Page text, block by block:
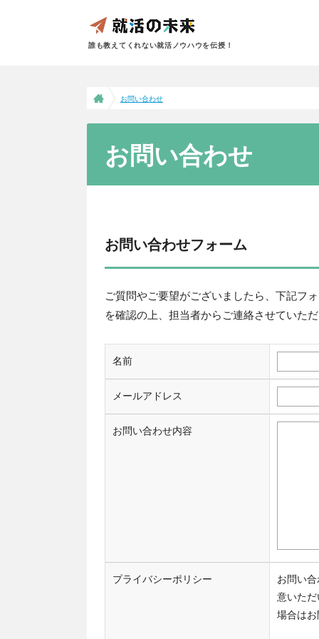
誰も教えてくれない就活ノウハウを伝授！
お問い合わせ
お問い合わせ
お問い合わせフォーム
ご質問やご要望がございましたら、下記フ
を確認の上、担当者からご連絡させていた
名前
メールアドレス
お問い合わせ内容
プライバシーポリシー
お問い
意いた
場合は